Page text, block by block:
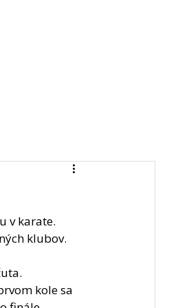
v karate.
klubov.
kole sa